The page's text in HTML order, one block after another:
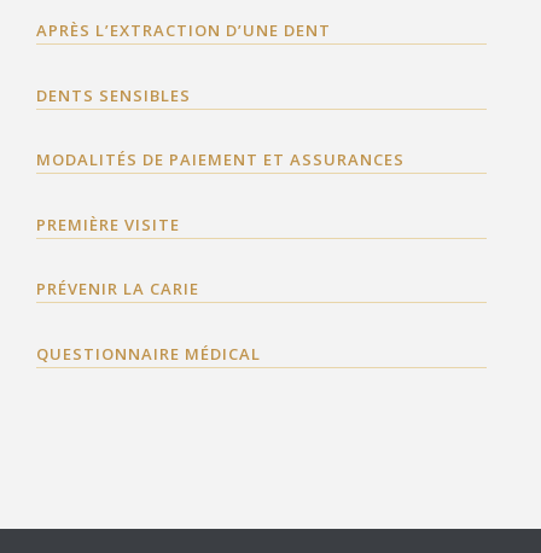
APRÈS L’EXTRACTION D’UNE DENT
DENTS SENSIBLES
MODALITÉS DE PAIEMENT ET ASSURANCES
PREMIÈRE VISITE
PRÉVENIR LA CARIE
QUESTIONNAIRE MÉDICAL